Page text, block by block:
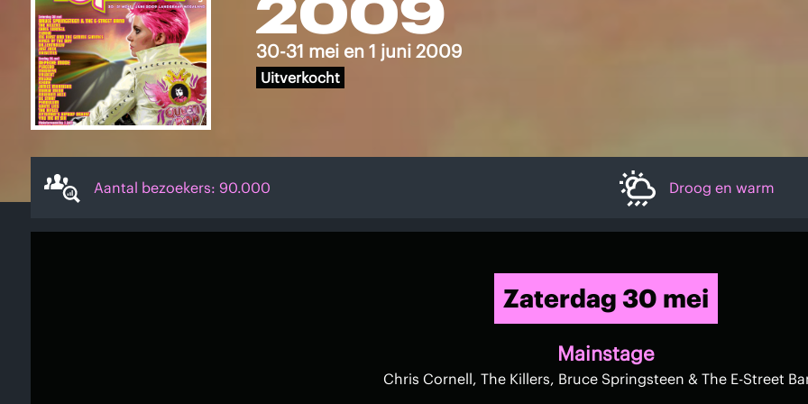
2009
30-31 mei en 1 juni 2009
Uitverkocht
Aantal bezoekers: 90.000 Droog en warm
Zaterdag 30 mei
Mainstage
Chris Cornell, The Killers, Bruce Springsteen & The E-Street